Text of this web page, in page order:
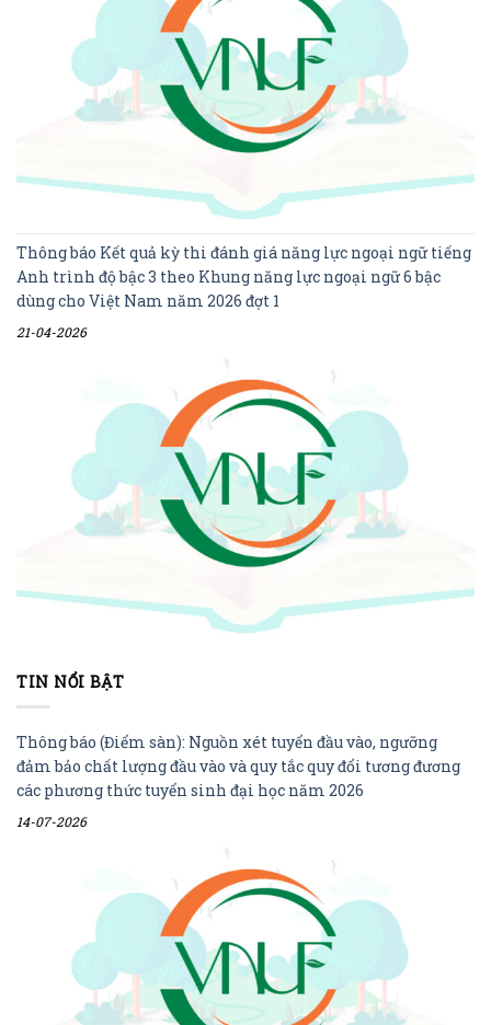
Thông báo Kết quả kỳ thi đánh giá năng lực ngoại ngữ tiếng
Anh trình độ bậc 3 theo Khung năng lực ngoại ngữ 6 bậc
dùng cho Việt Nam năm 2026 đợt 1
21-04-2026
TIN NỔI BẬT
Thông báo (Điểm sàn): Nguồn xét tuyển đầu vào, ngưỡng
đảm bảo chất lượng đầu vào và quy tắc quy đổi tương đương
các phương thức tuyển sinh đại học năm 2026
14-07-2026